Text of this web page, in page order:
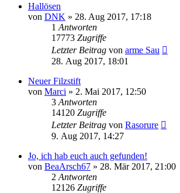
Hallösen
von DNK » 28. Aug 2017, 17:18
1 Antworten
17773 Zugriffe
Letzter Beitrag von arme Sau
28. Aug 2017, 18:01
Neuer Filzstift
von Marci » 2. Mai 2017, 12:50
3 Antworten
14120 Zugriffe
Letzter Beitrag von Rasorure
9. Aug 2017, 14:27
Jo, ich hab euch auch gefunden!
von BeaArsch67 » 28. Mär 2017, 21:00
2 Antworten
12126 Zugriffe